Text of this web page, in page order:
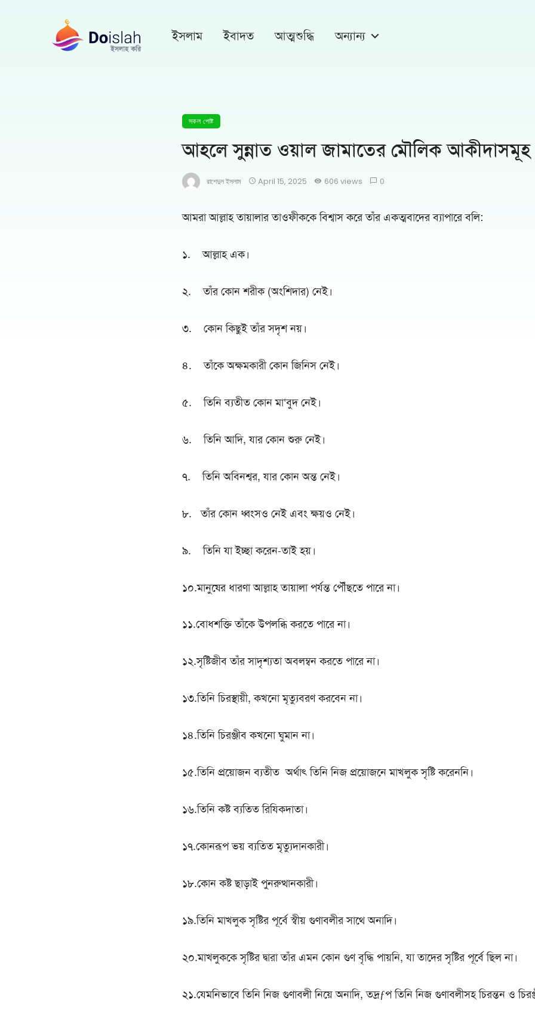
ইসলাম ইবাদত আত্মশুদ্ধি অন্যান্য
সকল পোষ্ট
আহলে সুন্নাত ওয়াল জামাতের মৌলিক আকীদাসমূহ
রাশেদুল ইসলাম April 15, 2025 606 views 0
আমরা আল্লাহ তায়ালার তাওফীককে বিশ্বাস করে তাঁর একত্মবাদের ব্যাপারে বলি:
১. আল্লাহ এক।
২. তাঁর কোন শরীক (অংশিদার) নেই।
৩. কোন কিছুই তাঁর সদৃশ নয়।
৪. তাঁকে অক্ষমকারী কোন জিনিস নেই।
৫. তিনি ব্যতীত কোন মা‘বুদ নেই।
৬. তিনি আদি, যার কোন শুরু নেই।
৭. তিনি অবিনশ্বর, যার কোন অন্ত নেই।
৮. তাঁর কোন ধ্বংসও নেই এবং ক্ষয়ও নেই।
৯. তিনি যা ইচ্ছা করেন-তাই হয়।
১০.মানুষের ধারণা আল্লাহ তায়ালা পর্যন্ত পৌঁছতে পারে না।
১১.বোধশক্তি তাঁকে উপলব্ধি করতে পারে না।
১২.সৃষ্টিজীব তাঁর সাদৃশ্যতা অবলম্বন করতে পারে না।
১৩.তিনি চিরস্থায়ী, কখনো মৃত্যুবরণ করবেন না।
১৪.তিনি চিরঞ্জীব কখনো ঘুমান না।
১৫.তিনি প্রয়োজন ব্যতীত অর্থাৎ তিনি নিজ প্রয়োজনে মাখলুক সৃষ্টি করেননি।
১৬.তিনি কষ্ট ব্যতিত রিযিকদাতা।
১৭.কোনরূপ ভয় ব্যতিত মৃত্যুদানকারী।
১৮.কোন কষ্ট ছাড়াই পুনরুত্থানকারী।
১৯.তিনি মাখলুক সৃষ্টির পূর্বে স্বীয় গুণাবলীর সাথে অনাদি।
২০.মাখলুককে সৃষ্টির দ্বারা তাঁর এমন কোন গুণ বৃদ্ধি পায়নি, যা তাদের সৃষ্টির পূর্বে ছিল না।
২১.যেমনিভাবে তিনি নিজ গুণাবলী নিয়ে অনাদি, তদ্রƒপ তিনি নিজ গুণাবলীসহ চিরন্তন ও